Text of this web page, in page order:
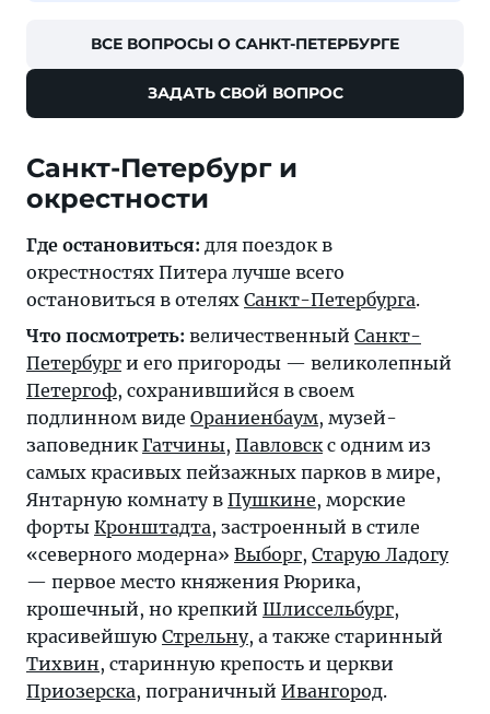
ВСЕ ВОПРОСЫ О САНКТ-ПЕТЕРБУРГЕ
ЗАДАТЬ СВОЙ ВОПРОС
Санкт-Петербург и
окрестности
Где остановиться: для поездок в
окрестностях Питера лучше всего
остановиться в отелях Санкт-Петербурга.
Что посмотреть: величественный Санкт-
Петербург и его пригороды — великолепный
Петергоф, сохранившийся в своем
подлинном виде Ораниенбаум, музей-
заповедник Гатчины, Павловск с одним из
самых красивых пейзажных парков в мире,
Янтарную комнату в Пушкине, морские
форты Кронштадта, застроенный в стиле
«северного модерна» Выборг, Старую Ладогу
— первое место княжения Рюрика,
крошечный, но крепкий Шлиссельбург,
красивейшую Стрельну, а также старинный
Тихвин, старинную крепость и церкви
Приозерска, пограничный Ивангород.